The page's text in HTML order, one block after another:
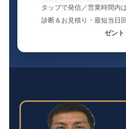
タップで発信／営業時間内
診断＆お見積り・最短当日
ゼント